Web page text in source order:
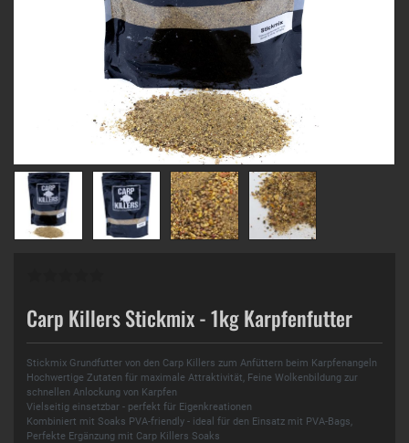
Carp Killers Stickmix - 1kg Karpfenfutter
Stickmix Grundfutter von den Carp Killers zum Anfüttern beim Karpfenangeln
Hochwertige Zutaten für maximale Attraktivität, Feine Wolkenbildung zur
schnellen Anlockung von Karpfen
Vielseitig einsetzbar - perfekt für Eigenkreationen
Kombiniert mit Soaks PVA-friendly - ideal für den Einsatz mit PVA-Bags,
Perfekte Ergänzung mit Carp Killers Soaks